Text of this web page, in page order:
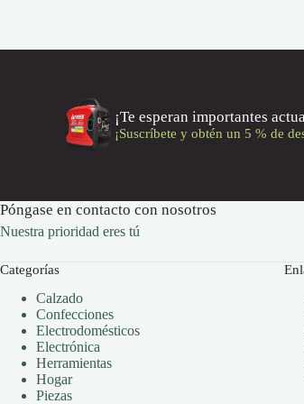
¡Te esperan importantes
¡Suscríbete y obtén un 5 % de
Póngase en contacto con nosotros
Nuestra prioridad eres tú
Categorías
Calzado
Confecciones
Electrodomésticos
Electrónica
Herramientas
Hogar
Piezas